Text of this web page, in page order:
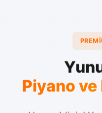
Piyano ve
Hoş geldiniz!